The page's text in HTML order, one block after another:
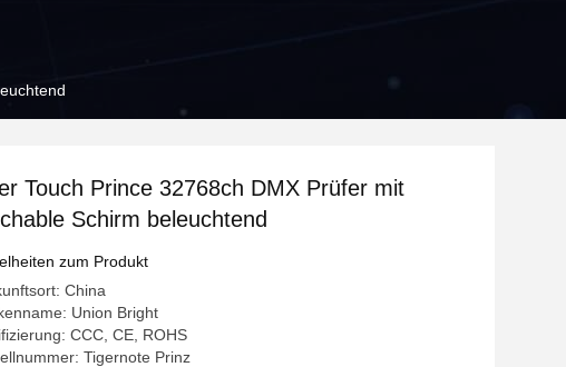
Touch Prince 32768ch DMX Prüfer mit
Schirm beleuchtend
zum Produkt
China
Union Bright
CCC, CE, ROHS
Tigernote Prinz